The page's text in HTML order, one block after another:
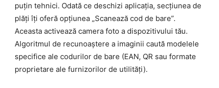
puțin tehnici. Odată ce deschizi aplicația, secțiunea de
plăți îți oferă opțiunea „Scanează cod de bare”.
Aceasta activează camera foto a dispozitivului tău.
Algoritmul de recunoaștere a imaginii caută modelele
specifice ale codurilor de bare (EAN, QR sau formate
proprietare ale furnizorilor de utilități).